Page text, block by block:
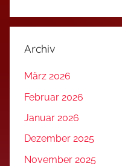
Archiv
März 2026
Februar 2026
Januar 2026
Dezember 2025
November 2025